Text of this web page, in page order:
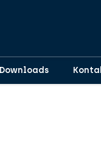
Downloads